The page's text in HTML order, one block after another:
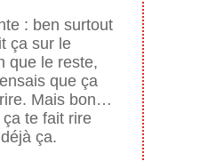
: ben surtout
ça sur le
que le reste,
que ça
Mais bon…
te fait rire
ça.